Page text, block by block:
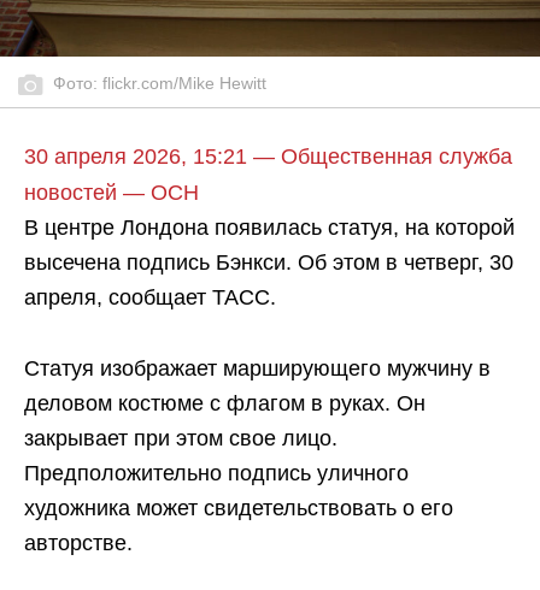
Фото: flickr.com/Mike Hewitt
30 апреля 2026, 15:21 — Общественная служба
новостей — ОСН
В центре Лондона появилась статуя, на которой
высечена подпись Бэнкси. Об этом в четверг, 30
апреля, сообщает ТАСС.
Статуя изображает марширующего мужчину в
деловом костюме с флагом в руках. Он
закрывает при этом свое лицо.
Предположительно подпись уличного
художника может свидетельствовать о его
авторстве.